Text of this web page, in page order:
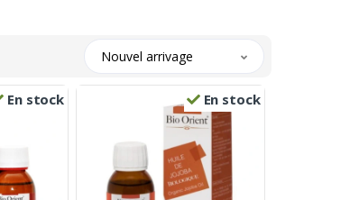
Nouvel arrivage
En stock En stock